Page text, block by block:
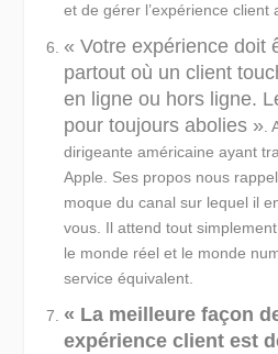
et de gérer l’expérience client
« Votre expérience doit
partout où un client
en ligne ou hors ligne.
pour toujours abolies »
dirigeante américaine ayant
Apple. Ses propos nous
moque du canal sur lequel il
vous. Il attend tout
le monde réel et le monde
service équivalent.
« La meilleure façon
expérience client est